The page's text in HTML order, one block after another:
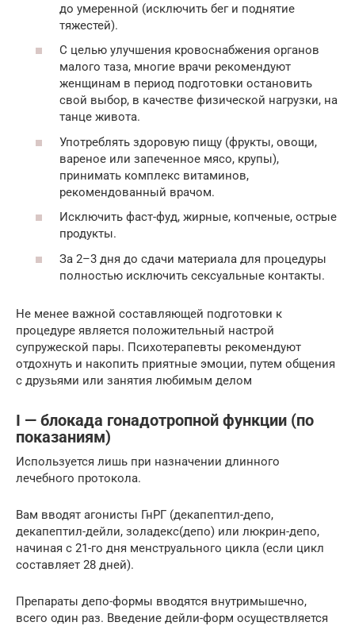
до умеренной (исключить бег и поднятие
тяжестей).
С целью улучшения кровоснабжения органов
малого таза, многие врачи рекомендуют
женщинам в период подготовки остановить
свой выбор, в качестве физической нагрузки, на
танце живота.
Употреблять здоровую пищу (фрукты, овощи,
вареное или запеченное мясо, крупы),
принимать комплекс витаминов,
рекомендованный врачом.
Исключить фаст-фуд, жирные, копченые, острые
продукты.
За 2–3 дня до сдачи материала для процедуры
полностью исключить сексуальные контакты.
Не менее важной составляющей подготовки к
процедуре является положительный настрой
супружеской пары. Психотерапевты рекомендуют
отдохнуть и накопить приятные эмоции, путем общения
с друзьями или занятия любимым делом
I — блокада гонадотропной функции (по
показаниям)
Используется лишь при назначении длинного
лечебного протокола.
Вам вводят агонисты ГнРГ (декапептил-депо,
декапептил-дейли, золадекс(депо) или люкрин-депо,
начиная с 21-го дня менструального цикла (если цикл
составляет 28 дней).
Препараты депо-формы вводятся внутримышечно,
всего один раз. Введение дейли-форм осуществляется